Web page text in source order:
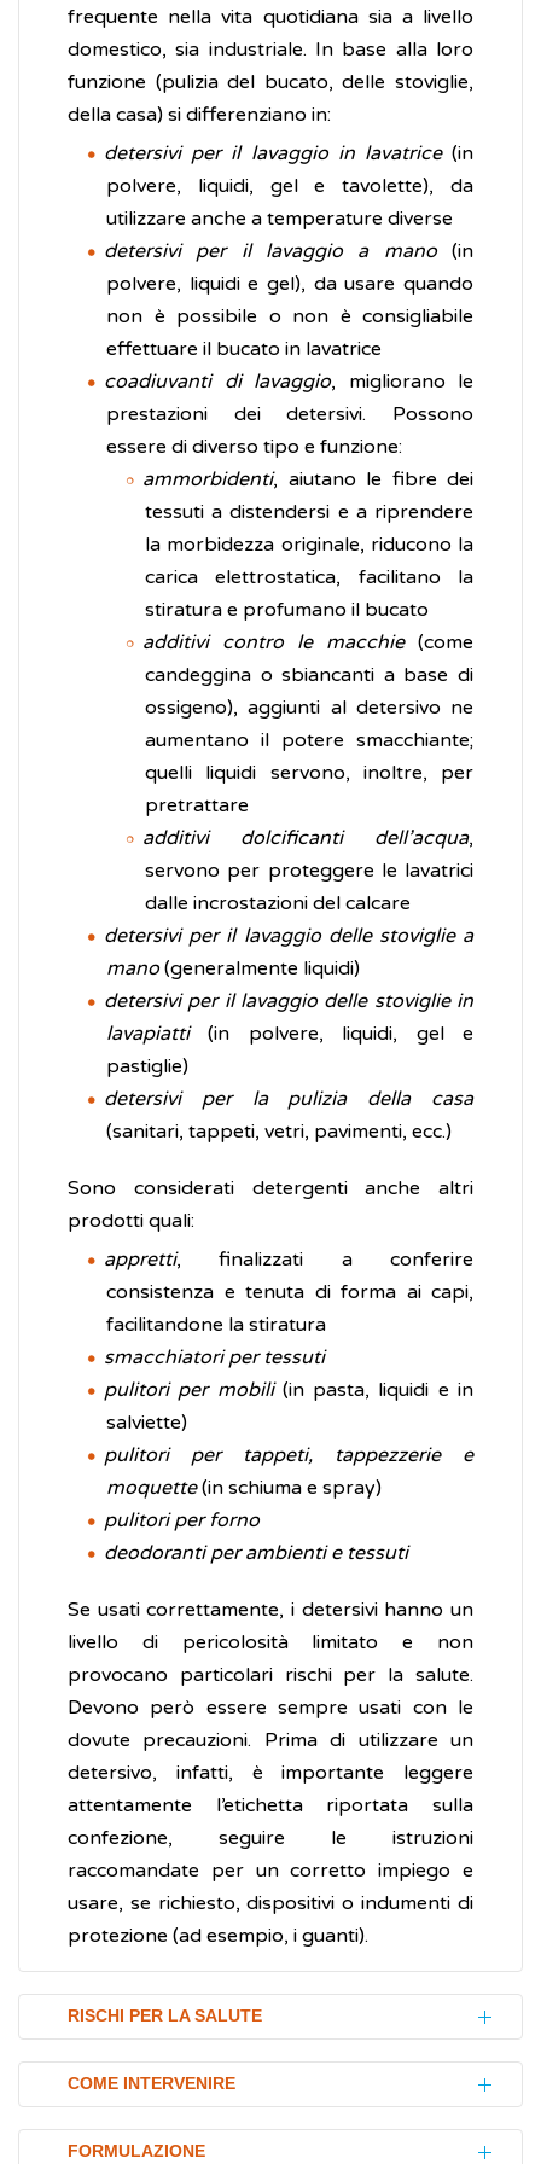
frequente nella vita quotidiana sia a livello
domestico, sia industriale. In base alla loro
funzione (pulizia del bucato, delle stoviglie,
della casa) si differenziano in:
detersivi per il lavaggio in lavatrice (in
polvere, liquidi, gel e tavolette), da
utilizzare anche a temperature diverse
detersivi per il lavaggio a mano(in
polvere, liquidi e gel), da usare quando
non è possibile o non è consigliabile
effettuare il bucato in lavatrice
coadiuvanti di lavaggio, migliorano le
prestazioni dei detersivi. Possono
essere di diverso tipo e funzione:
ammorbidenti, aiutano le fibre dei
tessuti a distendersi e a riprendere
la morbidezza originale, riducono la
carica elettrostatica, facilitano la
stiratura e profumano il bucato
additivi contro le macchie(come
candeggina o sbiancanti a base di
ossigeno), aggiunti al detersivo ne
aumentano il potere smacchiante;
quelli liquidi servono, inoltre, per
pretrattare
additivi dolcificanti dell’acqua,
servono per proteggere le lavatrici
dalle incrostazioni del calcare
detersivi per il lavaggio delle stoviglie a
mano(generalmente liquidi)
detersivi per il lavaggio delle stoviglie in
lavapiatti(in polvere, liquidi, gel e
pastiglie)
detersivi per la pulizia della casa
(sanitari, tappeti, vetri, pavimenti, ecc.)
Sono considerati detergenti anche altri
prodotti quali:
appretti, finalizzati a conferire
consistenza e tenuta di forma ai capi,
facilitandone la stiratura
smacchiatori per tessuti
pulitori per mobili(in pasta, liquidi e in
salviette)
pulitori per tappeti, tappezzerie e
moquette(in schiuma e spray)
pulitori per forno
deodoranti per ambienti e tessuti
Se usati correttamente, i detersivi hanno un
livello di pericolosità limitato e non
provocano particolari rischi per la salute.
Devono però essere sempre usati con le
dovute precauzioni. Prima di utilizzare un
detersivo, infatti, è importante leggere
attentamente l’etichetta riportata sulla
confezione, seguire le istruzioni
raccomandate per un corretto impiego e
usare, se richiesto, dispositivi o indumenti di
protezione (ad esempio, i guanti).
RISCHI PER LA SALUTE
L'immissione sul mercato dei detergenti è
disciplinata da uno specifico Regolamento
europeo che stabilisce regole concernenti
COME INTERVENIRE
In presenza di una intossicazione acuta
FORMULAZIONE